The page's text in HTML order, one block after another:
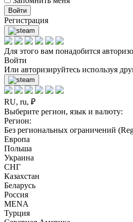
Войти
Регистрация
Для этого вам понадобится
Войти
Или авторизируйтесь используя
RU, ru, ₽
Выберите регион, язык и валюту:
Регион:
Без региональных ограничений
Европа
Польша
Украина
СНГ
Казахстан
Беларусь
Россия
MENA
Турция